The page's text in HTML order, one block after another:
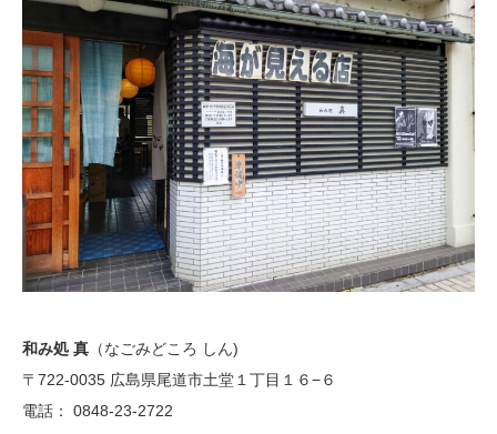
和み処 真 （なごみどころ しん)
〒722-0035 広島県尾道市土堂１丁目１６−６
電話： 0848-23-2722